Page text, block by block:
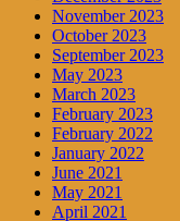
November 2023
October 2023
September 2023
May 2023
March 2023
February 2023
February 2022
January 2022
June 2021
May 2021
April 2021